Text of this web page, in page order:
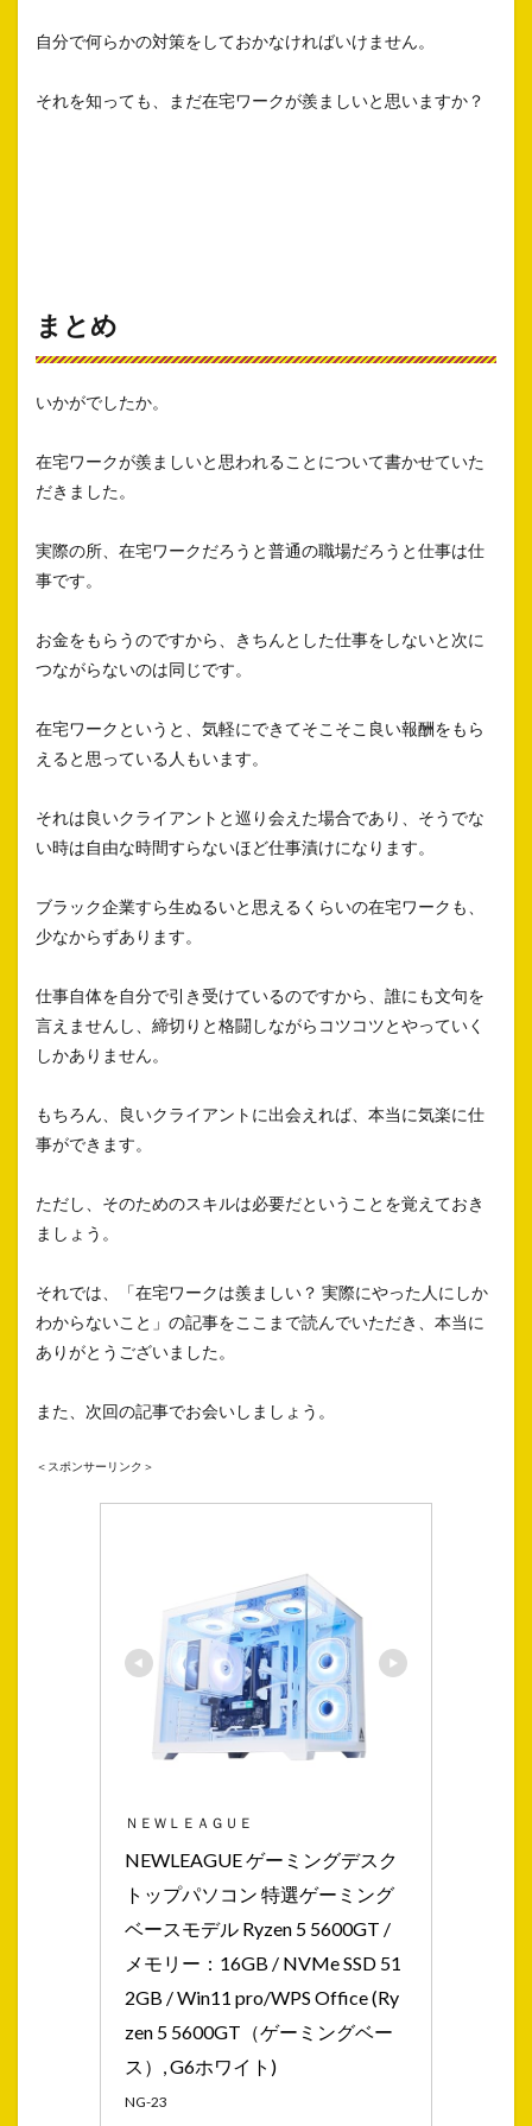
自分で何らかの対策をしておかなければいけません。
それを知っても、まだ在宅ワークが羨ましいと思いますか？
まとめ
いかがでしたか。
在宅ワークが羨ましいと思われることについて書かせていた
だきました。
実際の所、在宅ワークだろうと普通の職場だろうと仕事は仕
事です。
お金をもらうのですから、きちんとした仕事をしないと次に
つながらないのは同じです。
在宅ワークというと、気軽にできてそこそこ良い報酬をもら
えると思っている人もいます。
それは良いクライアントと巡り会えた場合であり、そうでな
い時は自由な時間すらないほど仕事漬けになります。
ブラック企業すら生ぬるいと思えるくらいの在宅ワークも、
少なからずあります。
仕事自体を自分で引き受けているのですから、誰にも文句を
言えませんし、締切りと格闘しながらコツコツとやっていく
しかありません。
もちろん、良いクライアントに出会えれば、本当に気楽に仕
事ができます。
ただし、そのためのスキルは必要だということを覚えておき
ましょう。
それでは、「在宅ワークは羨ましい？ 実際にやった人にしか
わからないこと」の記事をここまで読んでいただき、本当に
ありがとうございました。
また、次回の記事でお会いしましょう。
＜スポンサーリンク＞
ＮＥＷＬＥＡＧＵＥ
NEWLEAGUE ゲーミングデスク
トップパソコン 特選ゲーミング
ベースモデル Ryzen 5 5600GT /
メモリー：16GB / NVMe SSD 51
2GB / Win11 pro/WPS Office (Ry
zen 5 5600GT（ゲーミングベー
ス）, G6ホワイト)
NG-23